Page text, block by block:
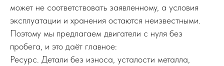
может не соответствовать заявленному, а условия
эксплуатации и хранения остаются неизвестными.
Поэтому мы предлагаем двигатели с нуля без
пробега, и это даёт главное:
Ресурс. Детали без износа, усталости металла,